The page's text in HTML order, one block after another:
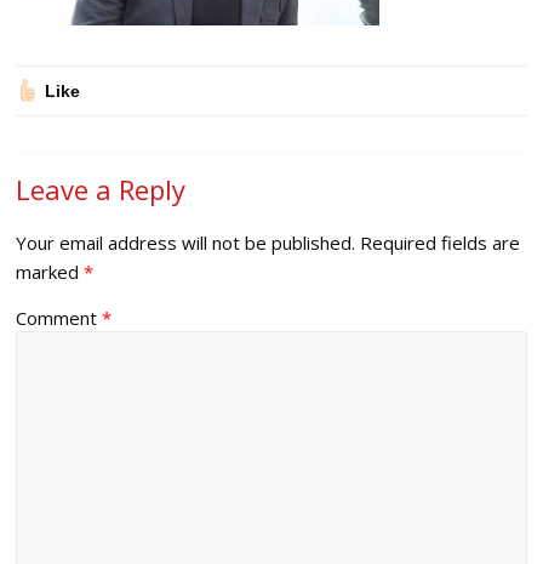
Like
Leave a Reply
Your email address will not be published. Required fields are
marked*
Comment*